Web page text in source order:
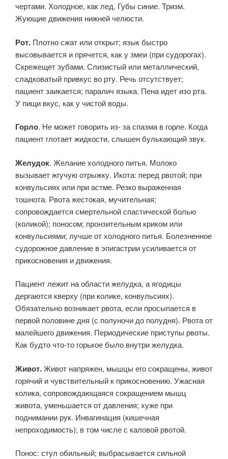
чертами. Холодное, как лед. Губы синие. Тризм.
Жующие движения нижней челюсти.
Рот. Плотно сжат или открыт; язык быстро
высовывается и прячется, как у змеи (при судорогах).
Скрежещет зубами. Слизистый или металлический,
сладковатый привкус во рту. Речь отсутствует;
пациент заикается; паралич языка. Пена идет изо рта.
У пищи вкус, как у чистой воды.
Горло. Не может говорить из- за спазма в горле. Когда
пациент глотает жидкости, слышен булькающий звук.
Желудок. Желание холодного питья. Молоко
вызывает жгучую отрыжку. Икота: перед рвотой; при
конвульсиях или при астме. Резко выраженная
тошнота. Рвота жестокая, мучительная;
сопровождается смертельной спастической болью
(коликой); поносом; пронзительным криком или
конвульсиями; лучше от холодного питья. Болезненное
судорожное давление в эпигастрии усиливается от
прикосновения и движения.
Пациент лежит на области желудка, а ягодицы
дергаются кверху (при колике, конвульсиях).
Обязательно возникает рвота, если просыпается в
первой половине дня (с полуночи до полудня). Рвота от
малейшего движения. Периодические приступы рвоты.
Как будто что-то горькое было внутри желудка.
Живот.Живот напряжен, мышцы его сокращены, живот
горячий и чувствительный к прикосновению. Ужасная
колика, сопровождающаяся сокращением мышц
живота, уменьшается от давления; хуже при
поднимании рук. Инвагинация (кишечная
непроходимость); в том числе с каловой рвотой.
Понос: стул обильный; выбрасывается сильной